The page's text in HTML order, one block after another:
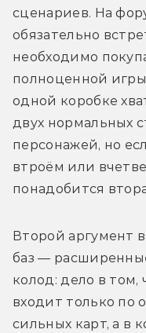
сценариев. На
обязательно
необходимо
полноценной
одной коробке
двух нормальных
персонажей, но
втроём или
понадобится
Второй аргумент
баз —
колод: дело в том,
входит только по
сильных карт, а в